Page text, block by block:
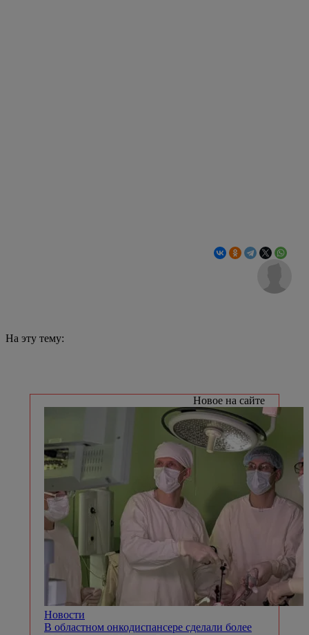
На эту тему:
Новое на сайте
Новости
В областном онкодиспансере сделали более